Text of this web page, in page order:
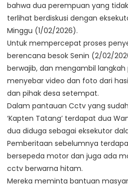
bahwa dua perempuan yang
terlihat berdiskusi dengan
Minggu (1/02/2026).
Untuk mempercepat proses
berencana besok Senin (2/02/
berwajib, dan mengambil
menyebar video dan foto dari
dan pihak desa setempat.
Dalam pantauan Cctv yang
‘Kapten Tatang’ terdapat dua
dua diduga sebagai eksekutor
Pemberitaan sebelumnya
bersepeda motor dan juga ada
cctv berwarna hitam.
Mereka meminta bantuan